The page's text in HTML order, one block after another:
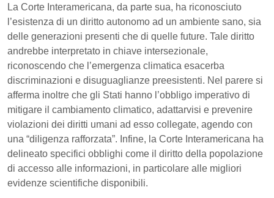
La Corte Interamericana, da parte sua, ha riconosciuto
l’esistenza di un diritto autonomo ad un ambiente sano, sia
delle generazioni presenti che di quelle future. Tale diritto
andrebbe interpretato in chiave intersezionale,
riconoscendo che l’emergenza climatica esacerba
discriminazioni e disuguaglianze preesistenti. Nel parere si
afferma inoltre che gli Stati hanno l’obbligo imperativo di
mitigare il cambiamento climatico, adattarvisi e prevenire
violazioni dei diritti umani ad esso collegate, agendo con
una “diligenza rafforzata”. Infine, la Corte Interamericana ha
delineato specifici obblighi come il diritto della popolazione
di accesso alle informazioni, in particolare alle migliori
evidenze scientifiche disponibili.